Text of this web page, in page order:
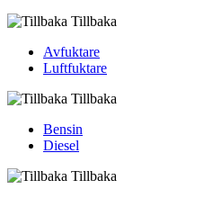
Tillbaka
Avfuktare
Luftfuktare
Tillbaka
Bensin
Diesel
Tillbaka